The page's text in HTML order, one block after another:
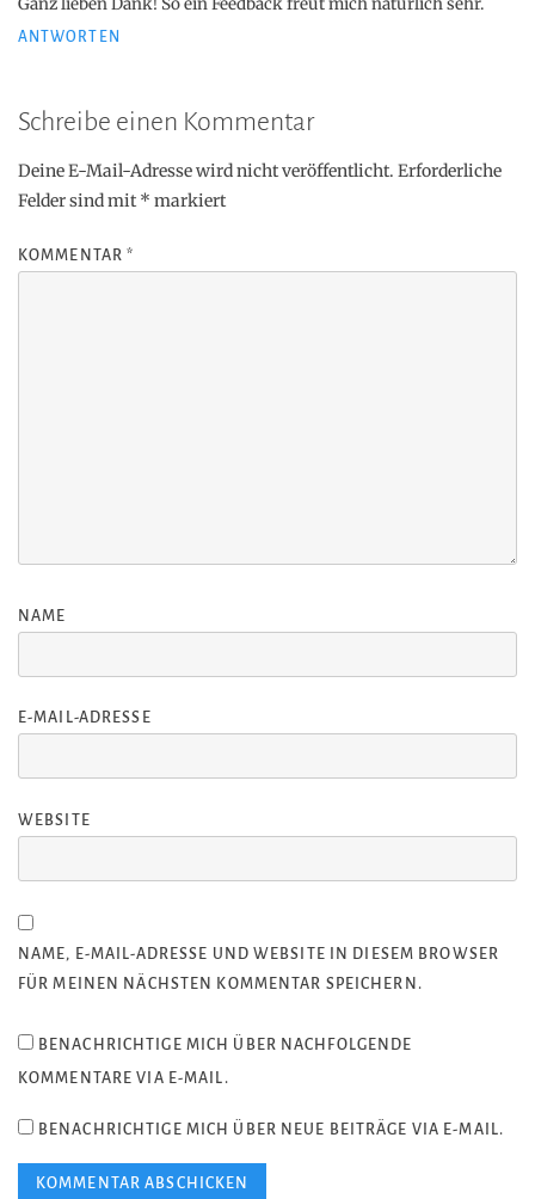
Ganz lieben Dank! So ein Feedback freut mich natürlich sehr.
ANTWORTEN
Schreibe einen Kommentar
Deine E-Mail-Adresse wird nicht veröffentlicht. Erforderliche
Felder sind mit * markiert
KOMMENTAR*
NAME
E-MAIL-ADRESSE
WEBSITE
NAME, E-MAIL-ADRESSE UND WEBSITE IN DIESEM BROWSER
FÜR MEINEN NÄCHSTEN KOMMENTAR SPEICHERN.
BENACHRICHTIGE MICH ÜBER NACHFOLGENDE
KOMMENTARE VIA E-MAIL.
BENACHRICHTIGE MICH ÜBER NEUE BEITRÄGE VIA E-MAIL.